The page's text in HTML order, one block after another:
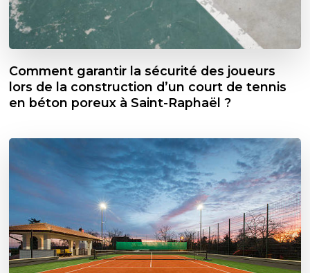
Comment garantir la sécurité des joueurs
lors de la construction d’un court de tennis
en béton poreux à Saint-Raphaël ?